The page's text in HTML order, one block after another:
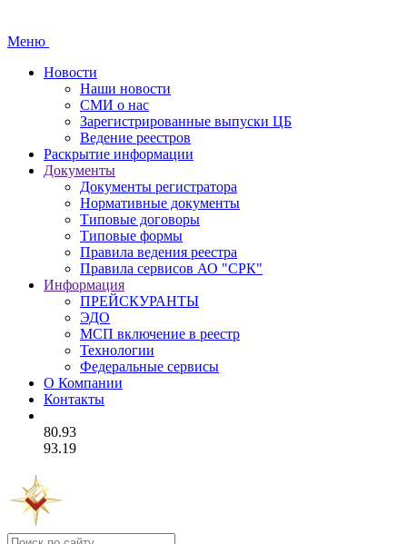
Меню
Новости
Наши новости
СМИ о нас
Зарегистрированные выпуски ЦБ
Ведение реестров
Раскрытие информации
Документы
Документы регистратора
Нормативные документы
Типовые договоры
Типовые формы
Правила ведения реестра
Правила сервисов АО "СРК"
Информация
ПРЕЙСКУРАНТЫ
ЭДО
МСП включение в реестр
Технологии
Федеральные сервисы
О Компании
Контакты
80.93
93.19